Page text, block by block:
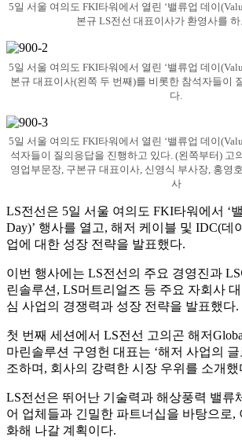
5일 서울 여의도 FKI타워에서 열린 ‘밸류업 데이
본규 LS전선 대표이사가 환영사를
5일 서울 여의도 FKI타워에서 열린 ‘밸류업 데이
본규 대표이사(왼쪽 두 번째)를 비롯한 참석자들이
다.
5일 서울 여의도 FKI타워에서 열린 ‘밸류업 데이
석자들이 질의응답을 진행하고 있다. (왼쪽부터) 고
영업부문장, 구본규 대표이사, 신영식 부사장, 홍영
사
LS전선은 5일 서울 여의도 FKI타워에서 ‘
Day)’ 행사를 열고, 해저 케이블 및 IDC(데
업에 대한 성장 전략을 발표했다.
이번 행사에는 LS전선의 주요 경영진과
린솔루션, LS머트리얼즈 등 주요 자회사
심 사업의 경쟁력과 성장 전략을 발표했다.
첫 번째 세션에서 LS전선 고의곤 해저
마린솔루션 구영헌 대표는 ‘해저 사업의
조하며, 회사의 강력한 시장 우위를 소개했
LS전선은 뛰어난 기술력과 해상풍력 밸류
어 업체들과 긴밀한 파트너십을 바탕으로,
화해 나갈 계획이다.